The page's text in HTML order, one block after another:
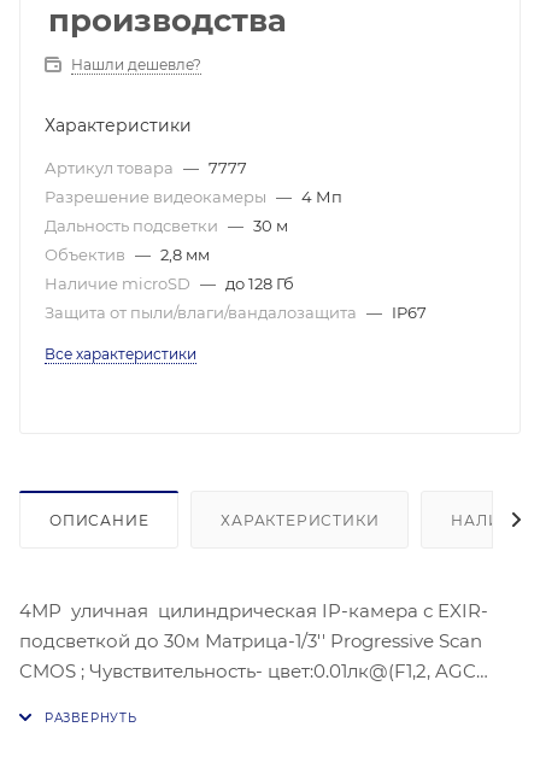
производства
Нашли дешевле?
Характеристики
Артикул товара — 7777
Разрешение видеокамеры — 4 Мп
Дальность подсветки — 30 м
Объектив — 2,8 мм
Наличие microSD — до 128 Гб
Защита от пыли/влаги/вандалозащита — IP67
Все характеристики
ОПИСАНИЕ ХАРАКТЕРИСТИКИ НАЛИЧИЕ
4МР уличная цилиндрическая IP-камера с EXIR-
подсветкой до 30м Матрица-1/3'' Progressive Scan
CMOS ; Чувствительность- цвет:0.01лк@(F1,2, AGC